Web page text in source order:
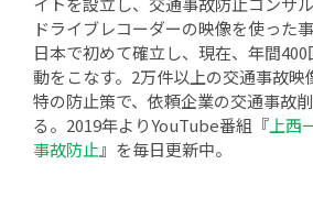
ドライブレコーダーの映像を使った
日本で初めて確立し、現在、年間
動をこなす。2万件以上の交通事故映
特の防止策で、依頼企業の交通事故
る。2019年よりYouTube番組『 上西
事故防止』を毎日更新中。